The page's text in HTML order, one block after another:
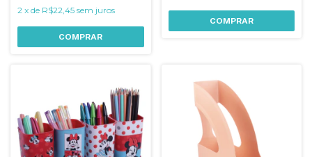
2 x de R$22,45 sem juros
COMPRAR
COMPRAR